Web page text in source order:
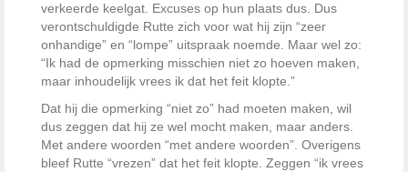
verkeerde keelgat. Excuses op hun plaats dus. Dus
verontschuldigde Rutte zich voor wat hij zijn “zeer
onhandige” en “lompe” uitspraak noemde. Maar wel zo:
“Ik had de opmerking misschien niet zo hoeven maken,
maar inhoudelijk vrees ik dat het feit klopte.”
Dat hij die opmerking “niet zo” had moeten maken, wil
dus zeggen dat hij ze wel mocht maken, maar anders.
Met andere woorden “met andere woorden”. Overigens
bleef Rutte “vrezen” dat het feit klopte. Zeggen “ik vrees